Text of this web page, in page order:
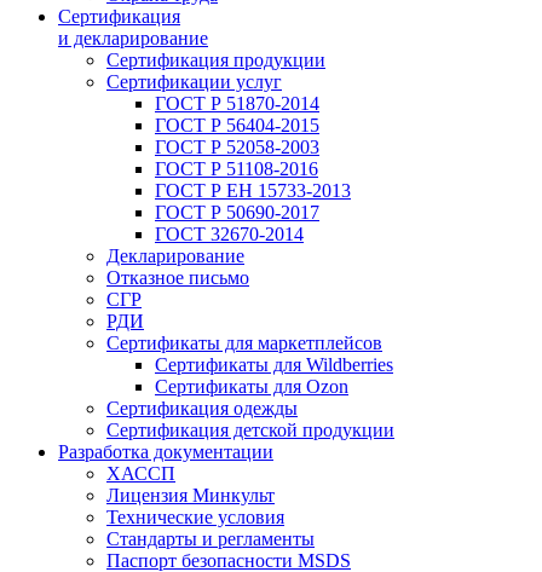
Сертификация
и декларирование
Сертификация продукции
Сертификации услуг
ГОСТ Р 51870-2014
ГОСТ Р 56404-2015
ГОСТ Р 52058-2003
ГОСТ Р 51108-2016
ГОСТ Р ЕН 15733-2013
ГОСТ Р 50690-2017
ГОСТ 32670-2014
Декларирование
Отказное письмо
СГР
РДИ
Сертификаты для маркетплейсов
Сертификаты для Wildberries
Сертификаты для Ozon
Сертификация одежды
Сертификация детской продукции
Разработка документации
ХАССП
Лицензия Минкульт
Технические условия
Стандарты и регламенты
Паспорт безопасности MSDS